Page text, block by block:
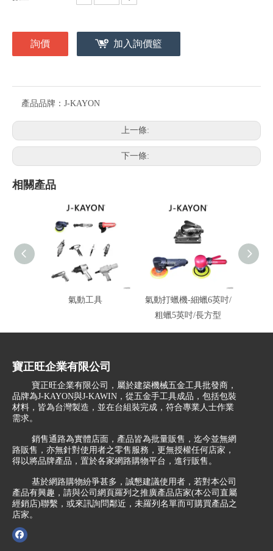
詢價 加入詢價籃
產品品牌： J-KAYON
上一條:
下一條:
相關產品
氣動工具
氣動打蠟機-細蠟6英吋/
粗蠟5英吋/長方型
寶正旺企業有限公司
寶正旺企業有限公司，屬於建築機械五金工具批發商，
品牌為J-KAYON與J-KAWIN，從五金手工具成品，包括包裝
材料，皆為台灣製造，並在台組裝完成，符合專業人士作業
需求。
銷售通路為實體店面，產品皆為批量販售，迄今並無網
路販售，亦無針對使用者之零售服務，更無授權任何店家，
得以將品牌產品，置於各家網路購物平台，進行販售。
基於網路購物紛爭甚多，誠懇建議使用者，若對本公司
產品有興趣，請與公司網頁羅列之推廣產品店家(本公司直屬
經銷店)聯繫，或來訊詢問鄰近，未羅列名單而可購買產品之
店家。